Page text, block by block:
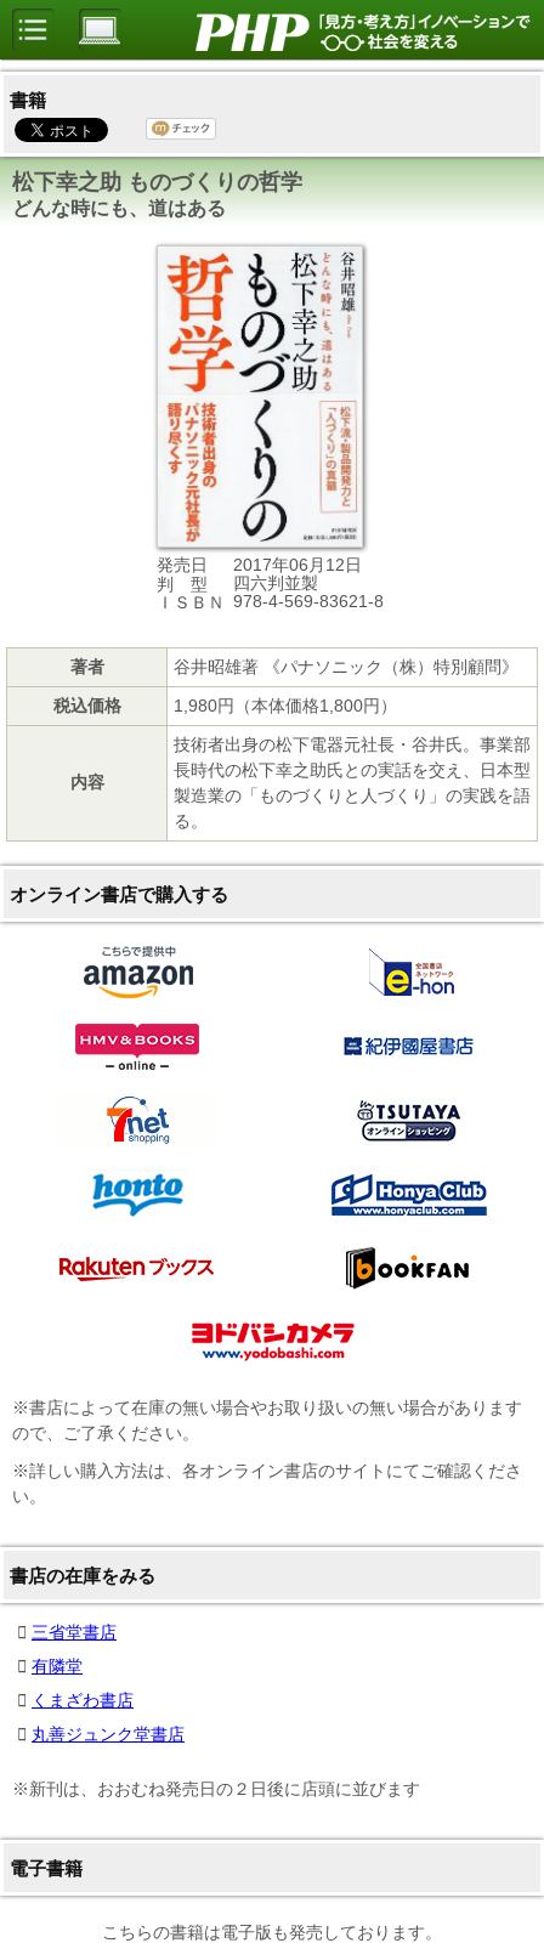
書籍
松下幸之助 ものづくりの哲学
どんな時にも、道はある
発売日
2017年06月12日
判 型
四六判並製
ＩＳＢＮ
978-4-569-83621-8
著者
谷井昭雄著 《パナソニック（株）特別顧問》
税込価格
1,980円（本体価格1,800円）
内容
技術者出身の松下電器元社長・谷井氏。事業部
長時代の松下幸之助氏との実話を交え、日本型
製造業の「ものづくりと人づくり」の実践を語
る。
オンライン書店で購入する
※書店によって在庫の無い場合やお取り扱いの無い場合があります
ので、ご了承ください。
※詳しい購入方法は、各オンライン書店のサイトにてご確認くださ
い。
書店の在庫をみる
三省堂書店
有隣堂
くまざわ書店
丸善ジュンク堂書店
※新刊は、おおむね発売日の２日後に店頭に並びます
電子書籍
こちらの書籍は電子版も発売しております。